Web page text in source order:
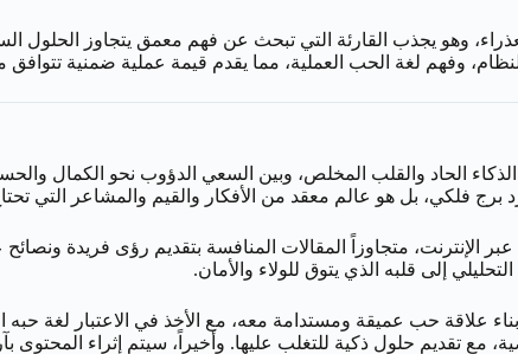
وهو يجذب القارئة التي تبحث عن فهم معمق يتجاوز الحلول
وفهم لغة الحب العملية، مما يقدم قيمة عملية ضمنية
الحاد والقلب المخلص، وبين السعي الدؤوب نحو الكمال
فلكي، بل هو عالم معقد من الأفكار والقيم والمشاعر التي
الإنترنت، متجاوزاً المقالات المنافسة بتقديم رؤى فريدة
إلى قلبه الذي يتوق للولاء والأمان.
بناء علاقة حب عميقة ومستدامة معه، مع الأخذ في الاعتبار
مع تقديم حلول ذكية للتغلب عليها. وأخيراً، سيتم إثراء المحتوى